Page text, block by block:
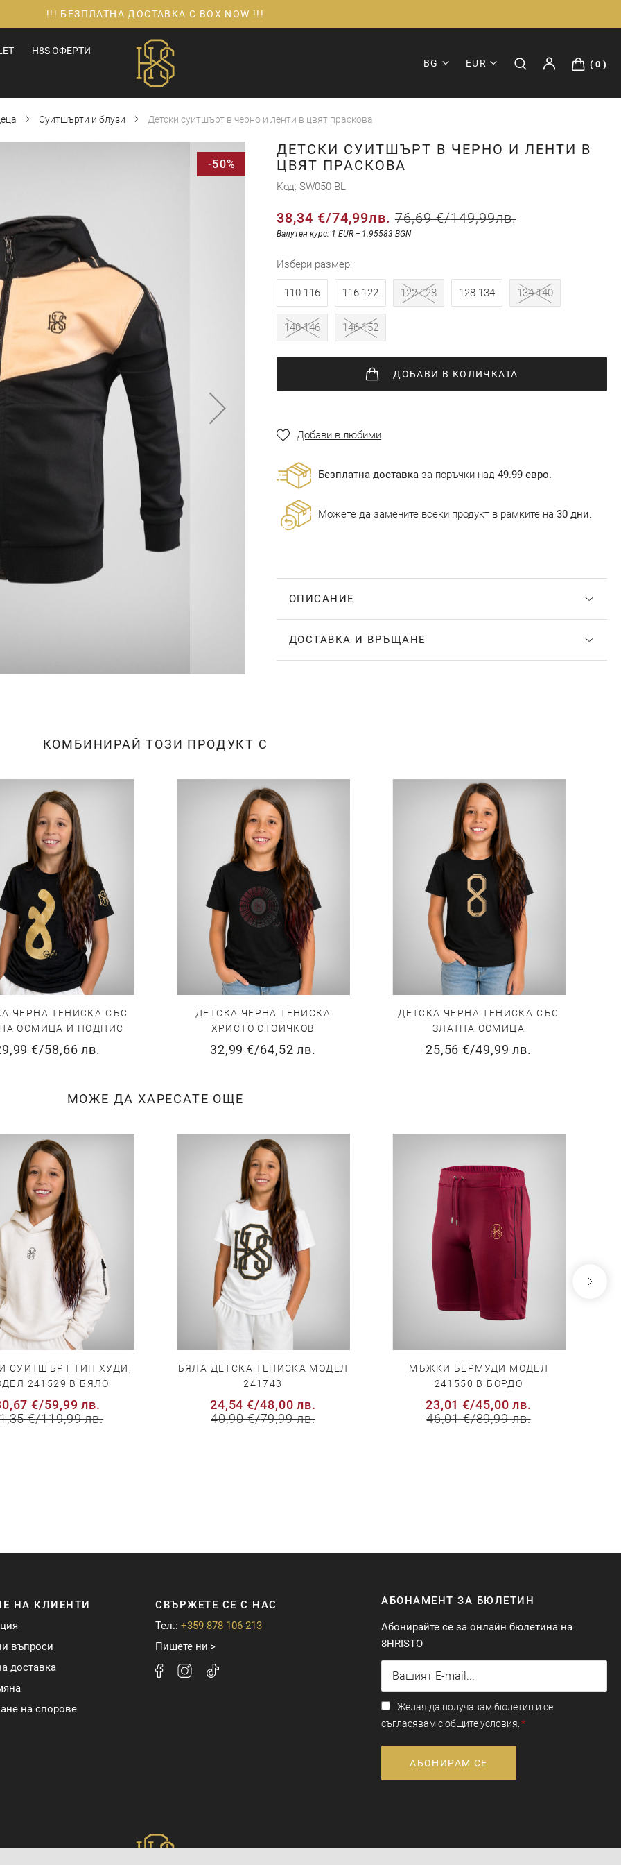
!!! БЕЗПЛАТНА ДОСТАВКА С BOX NOW !!!
H8S ОФЕРТИ
BG EUR 0
Суитшърти и блузи Детски суитшърт в черно и ленти в цвят праскова
ДЕТСКИ СУИТШЪРТ В ЧЕРНО И ЛЕНТИ В
ЦВЯТ ПРАСКОВА
Код SW050-BL
38,34 €/74,99лв. 76,69 €/149,99лв.
Валутен курс: 1 EUR = 1.95583 BGN
избери размер
110-116 116-122 122-128 128-134 134-140
140-146 146-152
ДОБАВИ В КОЛИЧКАТА
Добави в любими
Безплатна доставказа поръчки над 49.99 евро.
Можете да замените всеки продукт в рамките на 30 дни.
ОПИСАНИЕ
ДОСТАВКА И ВРЪЩАНЕ
-50%
КОМБИНИРАЙ ТОЗИ ПРОДУКТ С
ЧЕРНА ТЕНИСКА СЪС
ОСМИЦА И ПОДПИС
€/58,66 лв.
ДЕТСКА ЧЕРНА ТЕНИСКА
ХРИСТО СТОИЧКОВ
32,99 €/64,52 лв.
ДЕТСКА ЧЕРНА ТЕНИСКА СЪС
ЗЛАТНА ОСМИЦА
25,56 €/49,99 лв.
МОЖЕ ДА ХАРЕСАТЕ ОЩЕ
СУИТШЪРТ ТИП ХУДИ,
241529 В БЯЛО
€/59,99 лв.
€/119,99 лв.
БЯЛА ДЕТСКА ТЕНИСКА МОДЕЛ
241743
24,54 €/48,00 лв.
40,90 €/79,99 лв.
МЪЖКИ БЕРМУДИ МОДЕЛ
241550 В БОРДО
23,01 €/45,00 лв.
46,01 €/89,99 лв.
НА КЛИЕНТИ
въпроси
доставка
на спорове
СВЪРЖЕТЕ СЕ С НАС
Тел.: +359 878 106 213
Пишете ни
АБОНАМЕНТ ЗА БЮЛЕТИН
Абонирайте се за онлайн бюлетина на
8HRISTO
Желая да получавам бюлетин и се
съгласявам с общите условия.
АБОНИРАМ СЕ